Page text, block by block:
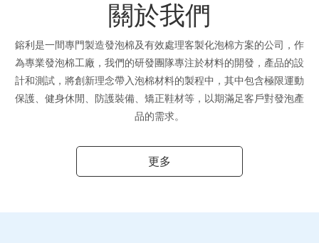
關於我們
鎔利是一間專門製造發泡棉及有效處理客製化泡棉方案的公司，作
為專業發泡棉工廠，我們的研發團隊專注於材料的開發，產品的設
計和測試，將創新理念帶入泡棉材料的製程中，其中包含極限運動
保護、健身休閒、防護裝備、矯正鞋材等，以期滿足客戶對發泡產
品的需求。
更多